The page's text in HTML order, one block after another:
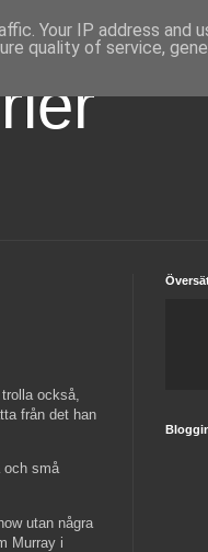
också,
från det han
och små
utan några
Murray i
Your IP address and
quality of service,